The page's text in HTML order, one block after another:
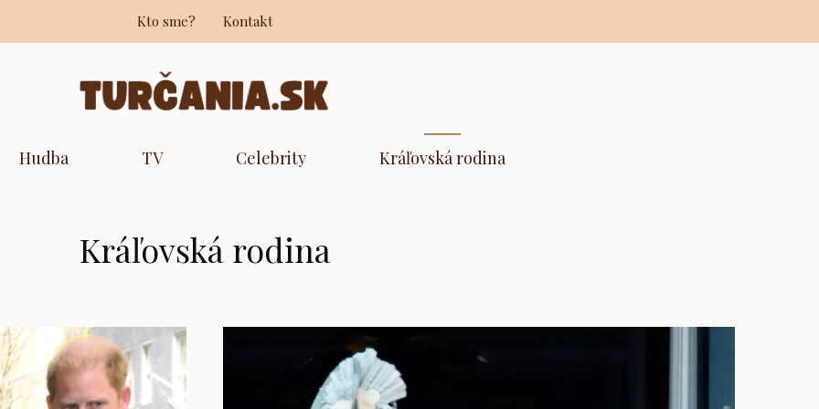
Kto sme? Kontakt
Hudba TV Celebrity Kráľovská rodina
Kráľovská rodina